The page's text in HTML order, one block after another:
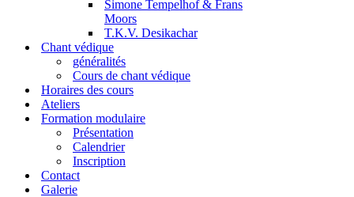
Simone Tempelhof & Frans
Moors
T.K.V. Desikachar
Chant védique
généralités
Cours de chant védique
Horaires des cours
Ateliers
Formation modulaire
Présentation
Calendrier
Inscription
Contact
Galerie